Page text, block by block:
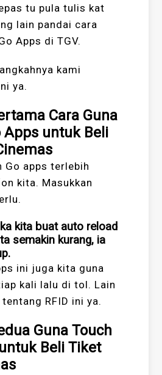
tu pula tulis kat
lain pandai cara
Apps di TGV.
kami
ya.
Cara Guna
Apps untuk Beli
Go apps terlebih
kita. Masukkan
kita buat auto reload
semakin kurang, ia
ini juga kita guna
kali lalu di tol. Lain
RFID ini ya.
Guna Touch
Beli Tiket